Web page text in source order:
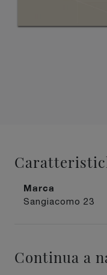
Marca
Sangiacomo 23
Continua a